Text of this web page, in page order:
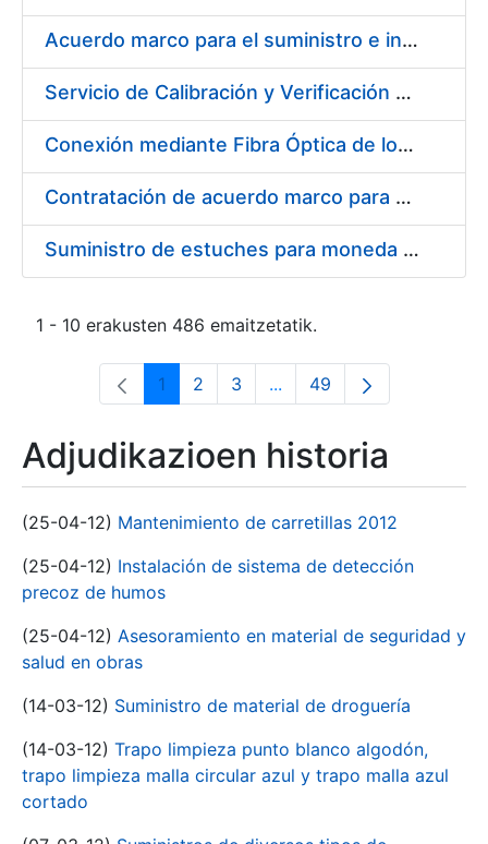
Acuerdo marco para el suministro e instalación de persianas, estores y otros complementos
Servicio de Calibración y Verificación Externa de los Equipos de Medición del Servicio de Prevención de la FNMT-RCM
Conexión mediante Fibra Óptica de los Centros de Proceso de Datos (CPDs) de las sedes de la FNMT-RCM de Burgos y Madrid
Contratación de acuerdo marco para el Suministro de Material de Electricidad para la Fábrica Nacional de Moneda y Timbre-Real Casa de la Moneda en su centro de trabajo de Burgos
Suministro de estuches para moneda de 30 €
1 - 10 erakusten 486 emaitzetatik.
Orrialdea
1 Orrialdea
2 Orrialdea
3 ...Intermediate Pages Use
Orrialdea
49
Adjudikazioen historia
(25-04-12) Mantenimiento de carretillas 2012
(25-04-12) Instalación de sistema de detección
precoz de humos
(25-04-12) Asesoramiento en material de seguridad y
salud en obras
(14-03-12) Suministro de material de droguería
(14-03-12) Trapo limpieza punto blanco algodón,
trapo limpieza malla circular azul y trapo malla azul
cortado